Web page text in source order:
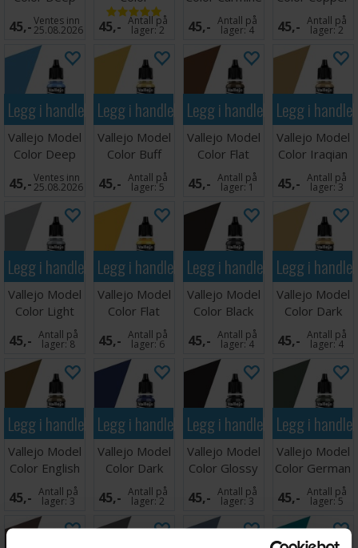
Yellow 17ml
45,-Ventes inn
25.08.2026
Gunmetal
45,- Antall på
lager:2
Red 17ml
45,- Antall på
lager:4 45,- Antall på
lager:2
Legg i handlekurven
Vallejo Model
Color Deep
Sky Blue 17ml
45,-Ventes inn
25.08.2026
Legg i handlekurven
Vallejo Model
Color Buff
45,- Antall på
lager:5
Legg i handlekurven
Vallejo Model
Color Flat
Earth 17ml
45,- Antall på
lager:1
Legg i
Vallejo Model
Color Iraqian
Sand
45,- Antall på
lager:3
Legg i handlekurven
Vallejo Model
Color Light
Grey 17ml
45,- Antall på
lager:8
Legg i handlekurven
Vallejo Model
Color Flat
Yellow
45,- Antall på
lager:6
Legg i handlekurven
Vallejo Model
Color Black
Grey 17ml
45,- Antall på
lager:4
Legg i
Vallejo Model
Color Dark
Sand
45,- Antall på
lager:4
Legg i handlekurven
Vallejo Model
Color English
Uniform
45,- Antall på
lager:3
Legg i handlekurven
Vallejo Model
Color Dark
Blue 17ml
45,- Antall på
lager:2
Legg i handlekurven
Vallejo Model
Color Glossy
Black
45,- Antall på
lager:3
Legg i
Vallejo Model
Color German
Uniform 17ml
45,- Antall på
lager:5